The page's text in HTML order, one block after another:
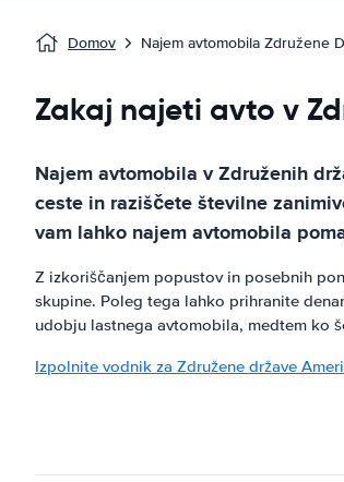
Domov Najem avtomobila Združene
Zakaj najeti avto v
Najem avtomobila v Združenih
ceste in raziščete številne
vam lahko najem avtomobila
Z izkoriščanjem popustov in posebnih
skupine. Poleg tega lahko prihranite
udobju lastnega avtomobila, medtem ko
Izpolnite vodnik za Združene države